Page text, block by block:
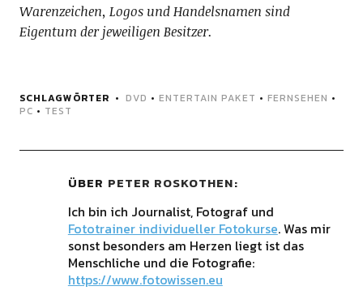
Warenzeichen, Logos und Handelsnamen sind
Eigentum der jeweiligen Besitzer.
SCHLAGWÖRTER DVD • ENTERTAIN PAKET • FERNSEHEN •
PC • TEST
ÜBER PETER ROSKOTHEN
Ich bin ich Journalist, Fotograf und
Fototrainer individueller Fotokurse. Was mir
sonst besonders am Herzen liegt ist das
Menschliche und die Fotografie:
https://www.fotowissen.eu